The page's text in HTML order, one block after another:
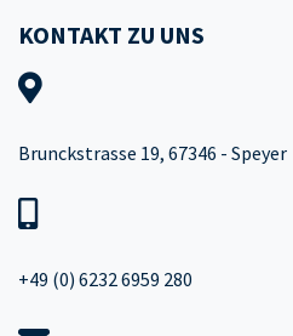
KONTAKT ZU UNS
Brunckstrasse 19, 67346 - Speyer
+49 (0) 6232 6959 280